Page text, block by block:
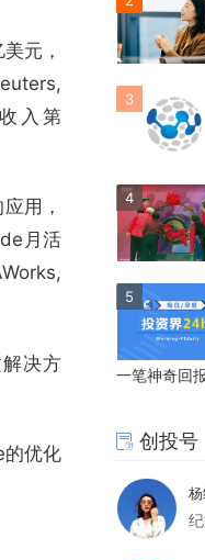
元，
入第
用，
月活
决方
优化
3
4
5
一笔神奇回
创投号